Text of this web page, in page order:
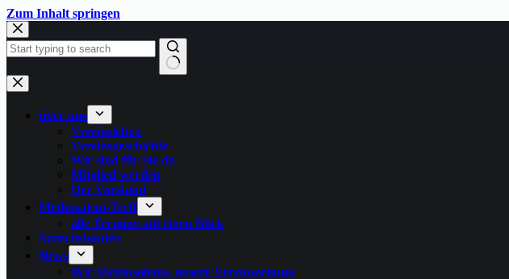
Zum Inhalt springen
springen
Keine
Ergebnisse
über uns
Vereinsleben
Vereinsgeschichte
Wir sind für Sie da
Mitglied werden
Der Vorstand
Methusalem-Treff
alle Termine auf einen Blick
Sprechstunden
News
Wir Methusalems, unsere Vereinszeitung